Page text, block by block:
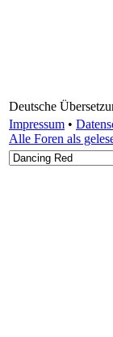
Deutsche
Impressum •
Alle Foren als